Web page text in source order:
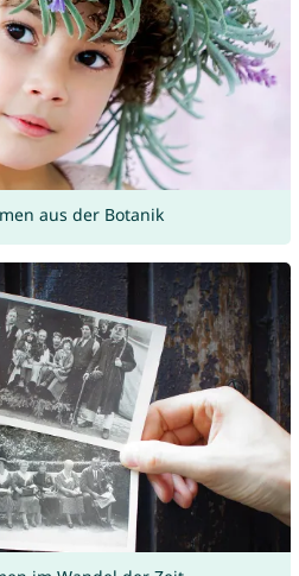
aus der Botanik